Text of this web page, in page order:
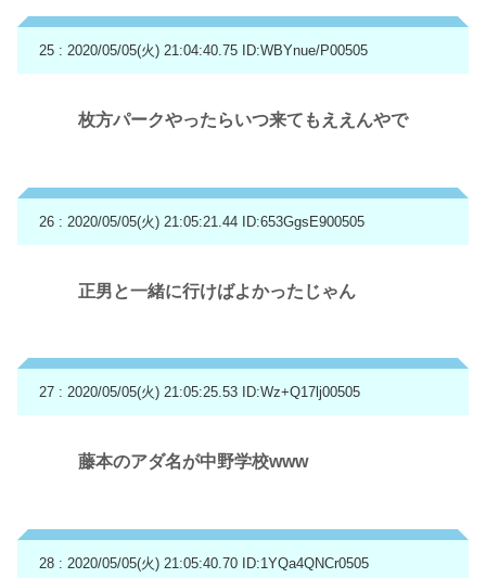
25 : 2020/05/05(火) 21:04:40.75 ID:WBYnue/P00505
枚方パークやったらいつ来てもええんやで
26 : 2020/05/05(火) 21:05:21.44 ID:653GgsE900505
正男と一緒に行けばよかったじゃん
27 : 2020/05/05(火) 21:05:25.53 ID:Wz+Q17lj00505
藤本のアダ名が中野学校www
28 : 2020/05/05(火) 21:05:40.70 ID:1YQa4QNCr0505